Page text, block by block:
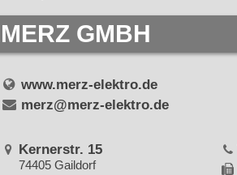
MERZ GMBH
www.merz-elektro.de
merz@merz-elektro.de
Kernerstr. 15
74405 Gaildorf